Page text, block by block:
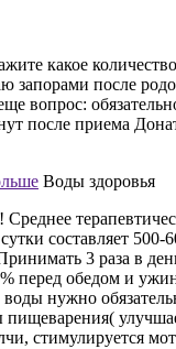
какое
запорами после
вопрос:
после приема
Воды здоровья
составляет 500-
3 раза в
перед обедом и
нужно
пищеварения(
стимулируется